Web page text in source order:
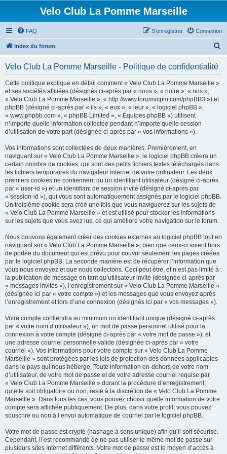
Velo Club La Pomme Marseille
FAQ Connexion
S’enregistrer
Index du forum
Velo Club La Pomme Marseille - Politique de confidentialité
Cette politique explique en détail comment « Velo Club La Pomme Marseille »
et ses sociétés affiliées (désignés ci-après par « nous », « notre », « nos »,
« Velo Club La Pomme Marseille », « http://www.forumvcpm.com/phpBB3 ») et
phpBB (désigné ci-après par « ils », « eux », « leur », « logiciel phpBB »,
« www.phpbb.com », « phpBB Limited », « Équipes phpBB ») utilisent
n’importe quelle information collectée pendant n’importe quelle session
d’utilisation de votre part (désignée ci-après par « vos informations »).
Vos informations sont collectées de deux manières. Premièrement, en
naviguant sur « Velo Club La Pomme Marseille », le logiciel phpBB créera un
certain nombre de cookies, qui sont des petits fichiers textes téléchargés dans
les fichiers temporaires du navigateur Internet de votre ordinateur. Les deux
premiers cookies ne contiennent qu’un identifiant utilisateur (désigné ci-après
par « user-id ») et un identifiant de session invité (désigné ci-après par
« session-id »), qui vous sont automatiquement assignés par le logiciel phpBB.
Un troisième cookie sera créé une fois que vous naviguerez sur les sujets de
« Velo Club La Pomme Marseille » et est utilisé pour stocker les informations
sur les sujets que vous avez lus, ce qui améliore votre navigation sur le forum.
Nous pouvons également créer des cookies externes au logiciel phpBB tout en
naviguant sur « Velo Club La Pomme Marseille », bien que ceux-ci soient hors
de portée du document qui est prévu pour couvrir seulement les pages créées
par le logiciel phpBB. La seconde manière est de récupérer l’information que
vous nous envoyez et que nous collectons. Ceci peut être, et n’est pas limité à :
la publication de message en tant qu’utilisateur invité (désignée ci-après par
« messages invités »), l’enregistrement sur « Velo Club La Pomme Marseille »
(désignée ici par « votre compte ») et les messages que vous envoyez après
l’enregistrement et lors d’une connexion (désignés ici par « vos messages »).
Votre compte contiendra au minimum un identifiant unique (désigné ci-après
par « votre nom d’utilisateur »), un mot de passe personnel utilisé pour la
connexion à votre compte (désigné ci-après par « votre mot de passe »), et
une adresse courriel personnelle valide (désignée ci-après par « votre
courriel »). Vos informations pour votre compte sur « Velo Club La Pomme
Marseille » sont protégées par les lois de protection des données applicables
dans le pays qui nous héberge. Toute information en-dehors de votre nom
d’utilisateur, de votre mot de passe et de votre adresse courriel requise par
« Velo Club La Pomme Marseille » durant la procédure d’enregistrement,
qu’elle soit obligatoire ou non, reste à la discrétion de « Velo Club La Pomme
Marseille ». Dans tous les cas, vous pouvez choisir quelle information de votre
compte sera affichée publiquement. De plus, dans votre profil, vous pouvez
souscrire ou non à l’envoi automatique de courriel par le logiciel phpBB.
Votre mot de passe est crypté (hashage à sens unique) afin qu’il soit sécurisé.
Cependant, il est recommandé de ne pas utiliser le même mot de passe sur
plusieurs sites Internet différents. Votre mot de passe est le moyen d’accès à